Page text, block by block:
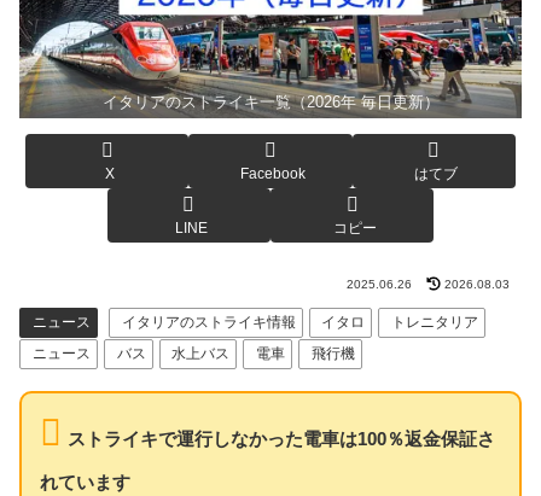
イタリアのストライキ一覧（2026年 毎日更新）
X Facebook はてブ
LINE コピー
2025.06.26 2026.08.03
ニュース イタリアのストライキ情報 イタロ
トレニタリア
ニュース
バス 水上バス 電車 飛行機
ストライキで運行しなかった電車は100％返金保証さ
れています